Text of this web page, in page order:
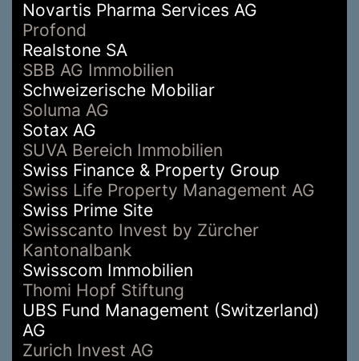
Novartis Pharma Services AG
Profond
Realstone SA
SBB AG Immobilien
Schweizerische Mobiliar
Soluma AG
Sotax AG
SUVA Bereich Immobilien
Swiss Finance & Property Group
Swiss Life Property Management AG
Swiss Prime Site
Swisscanto Invest by Zürcher
Kantonalbank
Swisscom Immobilien
Thomi Hopf Stiftung
UBS Fund Management (Switzerland)
AG
Zurich Invest AG